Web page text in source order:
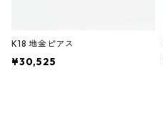
K18 地金ピアス
¥30,525